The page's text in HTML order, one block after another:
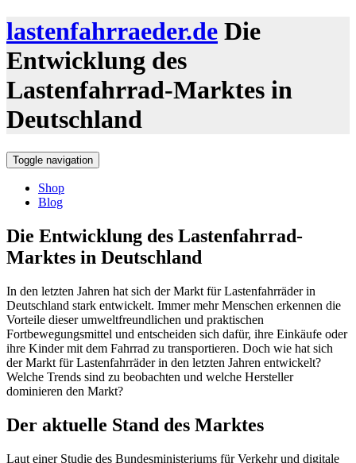
lastenfahrraeder.de Die
Entwicklung des
Lastenfahrrad-Marktes in
Deutschland
Toggle navigation
Shop
Blog
Die Entwicklung des Lastenfahrrad-
Marktes in Deutschland
In den letzten Jahren hat sich der Markt für Lastenfahrräder in
Deutschland stark entwickelt. Immer mehr Menschen erkennen die
Vorteile dieser umweltfreundlichen und praktischen
Fortbewegungsmittel und entscheiden sich dafür, ihre Einkäufe oder
ihre Kinder mit dem Fahrrad zu transportieren. Doch wie hat sich
der Markt für Lastenfahrräder in den letzten Jahren entwickelt?
Welche Trends sind zu beobachten und welche Hersteller
dominieren den Markt?
Der aktuelle Stand des Marktes
Laut einer Studie des Bundesministeriums für Verkehr und digitale